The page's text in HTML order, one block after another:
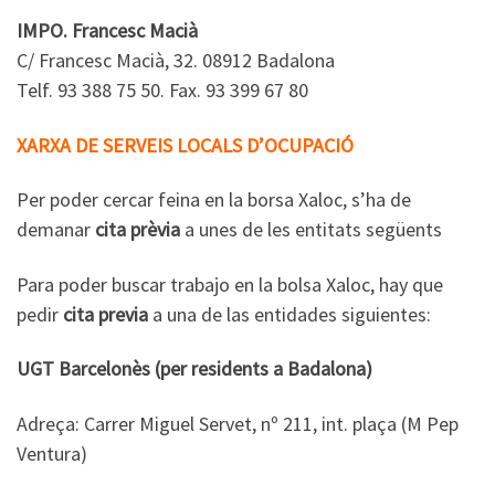
IMPO. Francesc Macià
C/ Francesc Macià, 32. 08912 Badalona
Telf. 93 388 75 50. Fax. 93 399 67 80
XARXA DE SERVEIS LOCALS D’OCUPACIÓ
Per poder cercar feina en la borsa Xaloc, s’ha de
demanar cita prèvia a unes de les entitats següents
Para poder buscar trabajo en la bolsa Xaloc, hay que
pedir cita previa a una de las entidades siguientes:
UGT Barcelonès (per residents a Badalona)
Adreça: Carrer Miguel Servet, nº 211, int. plaça (M Pep
Ventura)